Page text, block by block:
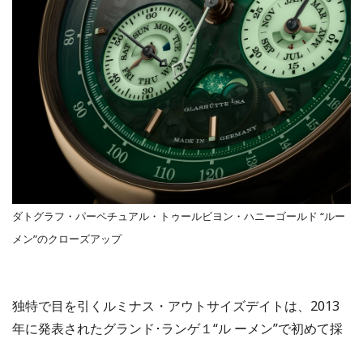
ダトグラフ・パーペチュアル・トゥールビヨン・ハニーゴールド “ルー
メン”のクローズアップ
独特で目を引くルミナス・アウトサイズデイトは、2013
年に発表されたグランド･ランゲ１“ル ーメン”で初めて採